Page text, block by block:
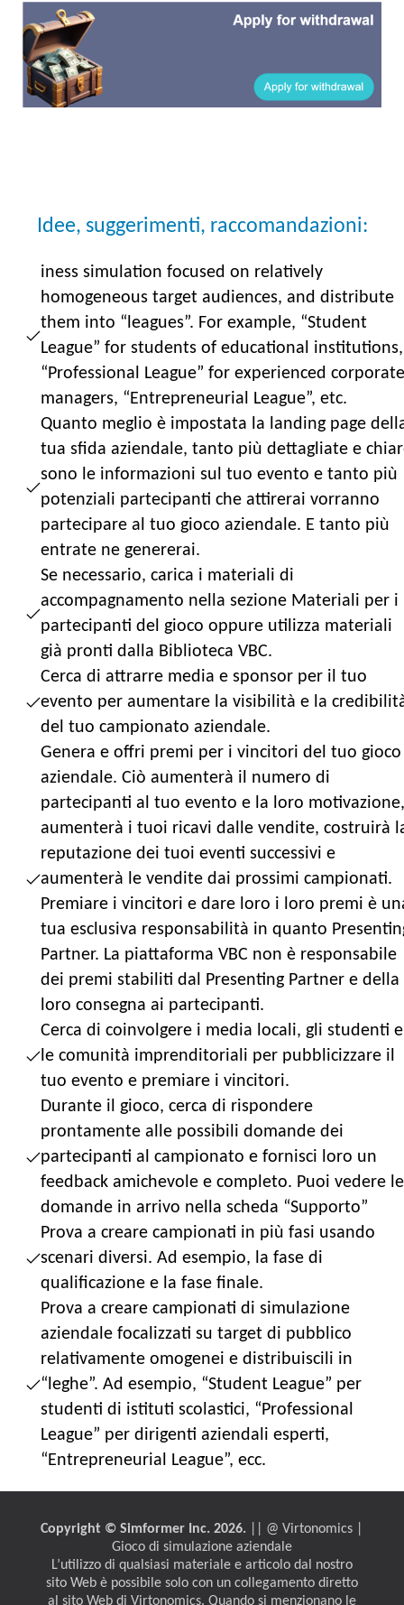
Idee, suggerimenti, raccomandazioni:
iness simulation focused on relatively
homogeneous target audiences, and distribute
them into “leagues”. For example, “Student
League” for students of educational institutions,
“Professional League” for experienced corporate
managers, “Entrepreneurial League”, etc.
Quanto meglio è impostata la landing page
tua sfida aziendale, tanto più dettagliate e
sono le informazioni sul tuo evento e tanto più
potenziali partecipanti che attirerai vorranno
partecipare al tuo gioco aziendale. E tanto più
entrate ne genererai.
Se necessario, carica i materiali di
accompagnamento nella sezione Materiali per i
partecipanti del gioco oppure utilizza materiali
già pronti dalla Biblioteca VBC.
Cerca di attrarre media e sponsor per il tuo
evento per aumentare la visibilità e la
del tuo campionato aziendale.
Genera e offri premi per i vincitori del tuo gioco
aziendale. Ciò aumenterà il numero di
partecipanti al tuo evento e la loro motivazione,
aumenterà i tuoi ricavi dalle vendite, costruirà
reputazione dei tuoi eventi successivi e
aumenterà le vendite dai prossimi campionati.
Premiare i vincitori e dare loro i loro premi è
tua esclusiva responsabilità in quanto
Partner. La piattaforma VBC non è responsabile
dei premi stabiliti dal Presenting Partner e della
loro consegna ai partecipanti.
Cerca di coinvolgere i media locali, gli studenti e
le comunità imprenditoriali per pubblicizzare il
tuo evento e premiare i vincitori.
Durante il gioco, cerca di rispondere
prontamente alle possibili domande dei
partecipanti al campionato e fornisci loro un
feedback amichevole e completo. Puoi vedere le
domande in arrivo nella scheda “Supporto”
Prova a creare campionati in più fasi usando
scenari diversi. Ad esempio, la fase di
qualificazione e la fase finale.
Prova a creare campionati di simulazione
aziendale focalizzati su target di pubblico
relativamente omogenei e distribuiscili in
“leghe”. Ad esempio, “Student League” per
studenti di istituti scolastici, “Professional
League” per dirigenti aziendali esperti,
“Entrepreneurial League”, ecc.
Copyright © Simformer Inc. 2026. || @ Virtonomics |
Gioco di simulazione aziendale
L’utilizzo di qualsiasi materiale e articolo dal nostro
sito Web è possibile solo con un collegamento diretto
al sito Web di Virtonomics. Quando si menzionano le